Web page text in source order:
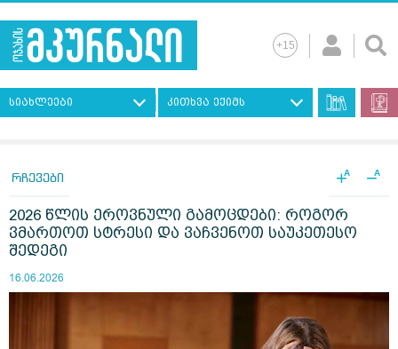
სიახლეები კითხვა ექიმს
რჩევები +A −A
2026 წლის ეროვნული გამოცდები: როგორ
ვმართოთ სტრესი და ვაჩვენოთ საუკეთესო
შედეგი
16.06.2026